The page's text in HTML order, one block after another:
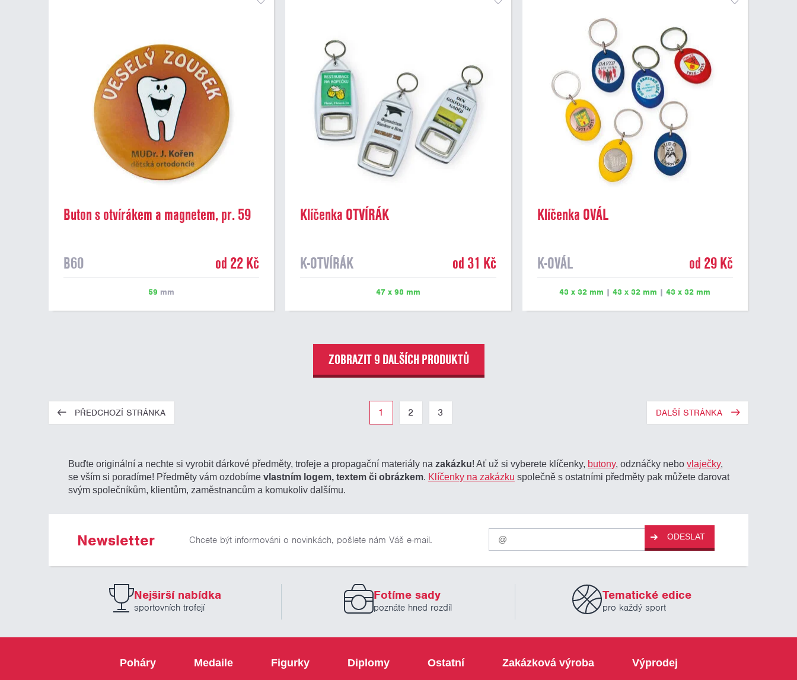
Buton s otvírákem a magnetem, pr. 59
B60
od 22 Kč
59 mm
Klíčenka OTVÍRÁK
K-OTVÍRÁK od 31 Kč
47 x 98 mm
Klíčenka OVÁL
K-OVÁL od 29 Kč
43 x 32 mm |43 x 32 mm |43 x 32 mm
ZOBRAZIT 9 DALŠÍCH PRODUKTŮ
PŘEDCHOZÍ STRÁNKA 1 2 3 DALŠÍ STRÁNKA
Buďte originální a nechte si vyrobit dárkové předměty, trofeje a propagační materiály na zakázku! Ať už si vyberete klíčenky, butony, odznáčky nebo vlaječky,
se vším si poradíme! Předměty vám ozdobíme vlastním logem, textem či obrázkem. Klíčenky na zakázku společně s ostatními předměty pak můžete darovat
svým společníkům, klientům, zaměstnancům a komukoliv dalšímu.
Newsletter Chcete být informováni o novinkách, pošlete nám Váš e-mail.
Pro
odběr
našich
novinek
ODESLAT
Nejširší nabídka
sportovních trofejí
Fotíme sady
poznáte hned rozdíl
Tematické edice
pro každý sport
Poháry Medaile Figurky Diplomy Ostatní Zakázková výroba Výprodej